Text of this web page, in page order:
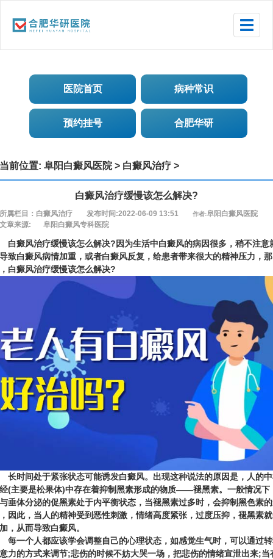
Toggle
医院首页 病种常识
预约挂号 合肥华研
当前位置:阜阳白癜风医院> 白癜风治疗 >
白癜风治疗缓慢该怎么解决?
所属栏目：白癜风治疗 发布时间:2022-06-09 13:51 作者:阜阳白癜风医院
文章来源:
阜阳白癜风专科医院
风治疗缓慢该怎么解决?因为生活中白癜风的病因很多，稍不注意
致白癜风病情加重，或者白癜风反复，给患者带来很大的精神压力，那
白癜风治疗缓慢该怎么解决?
间处于紧张状态可能诱发白癜风。出现这种说法的原因是，人的
(主要是松果体)中存在着抑制黑素形成的物质——褪黑素。一般情况下
垂体分泌的促黑素处于内平衡状态，当褪黑素过多时，会抑制黑色素
因此，当人的精神受到恶性刺激，情绪高度紧张，过度压抑，褪黑素
，从而导致白癜风。
个人都应该学会调整自己的心理状态，如感觉生气时，可以通过
力的方式来调节;悲伤的时候不妨大哭一场，把悲伤的情绪宣泄出来;当